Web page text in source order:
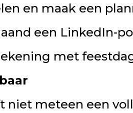
en maak een
een LinkedIn-
met
niet meteen een